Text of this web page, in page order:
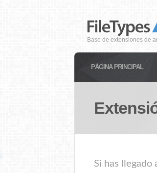
Base de extensiones de
PÁGINA PRINCIPAL
Si has llegado